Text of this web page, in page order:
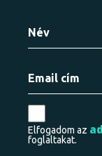
Elfogadom az
foglaltakat.